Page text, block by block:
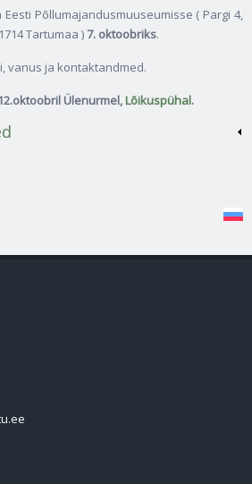
Põllumajandusmuuseumisse ( Pargi 4,
Tartumaa )7. oktoobriks.
vanus ja kontaktandmed.
Ülenurmel, Lõikuspühal.